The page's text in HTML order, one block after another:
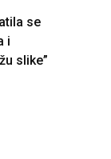
se
i
slike”